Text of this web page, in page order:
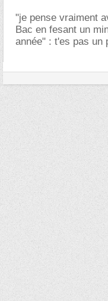
"je pense vraiment
Bac en fesant un
année" : t'es pas un